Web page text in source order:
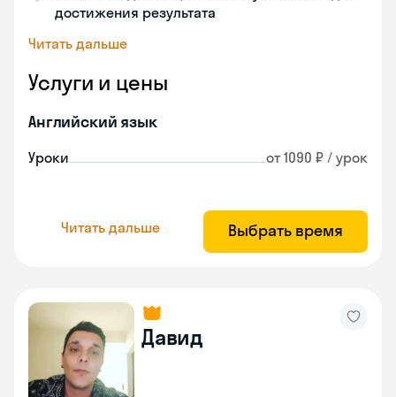
достижения результата
Читать дальше
Услуги и цены
Английский язык
Уроки от 1090 ₽ / урок
Читать дальше Выбрать время
Давид